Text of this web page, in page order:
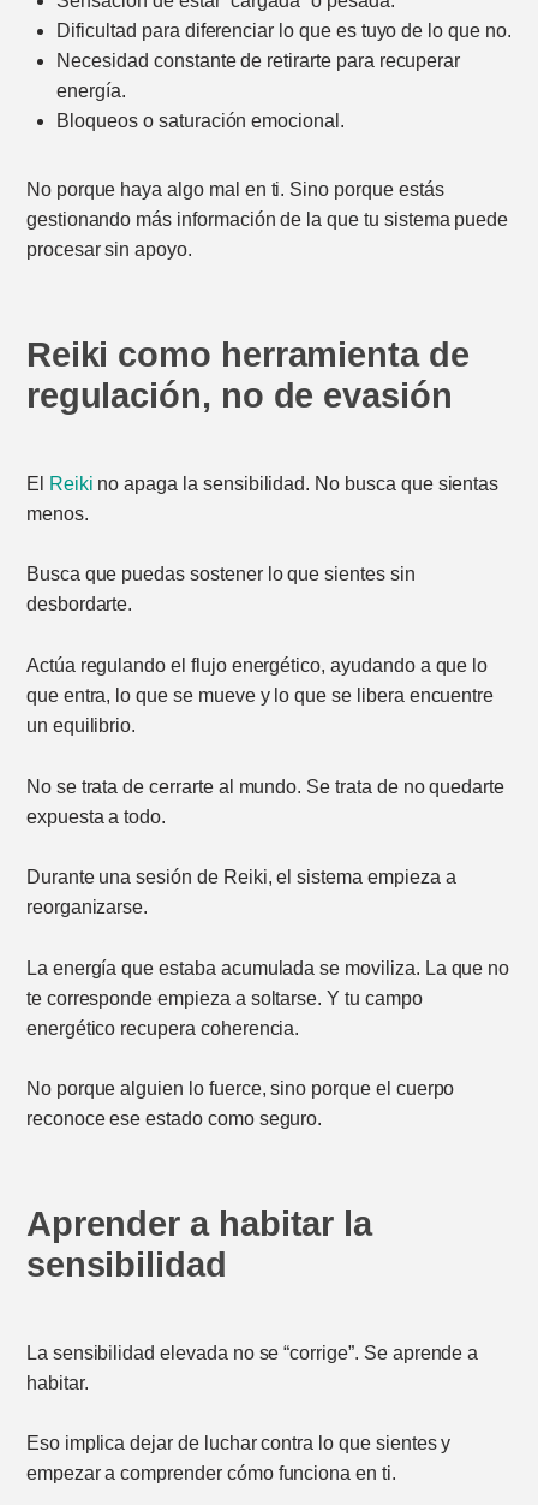
Dificultad para diferenciar lo que es tuyo de lo que no.
Necesidad constante de retirarte para recuperar
energía.
Bloqueos o saturación emocional.
No porque haya algo mal en ti. Sino porque estás
gestionando más información de la que tu sistema puede
procesar sin apoyo.
Reiki como herramienta de
regulación, no de evasión
El Reiki no apaga la sensibilidad. No busca que sientas
menos.
Busca que puedas sostener lo que sientes sin
desbordarte.
Actúa regulando el flujo energético, ayudando a que lo
que entra, lo que se mueve y lo que se libera encuentre
un equilibrio.
No se trata de cerrarte al mundo. Se trata de no quedarte
expuesta a todo.
Durante una sesión de Reiki, el sistema empieza a
reorganizarse.
La energía que estaba acumulada se moviliza. La que no
te corresponde empieza a soltarse. Y tu campo
energético recupera coherencia.
No porque alguien lo fuerce, sino porque el cuerpo
reconoce ese estado como seguro.
Aprender a habitar la
sensibilidad
La sensibilidad elevada no se “corrige”. Se aprende a
habitar.
Eso implica dejar de luchar contra lo que sientes y
empezar a comprender cómo funciona en ti.